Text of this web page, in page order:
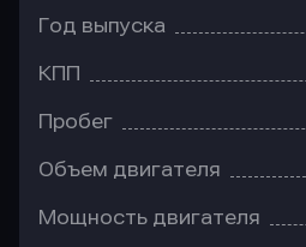
Год выпуска
КПП
Пробег
Объем двигателя
Мощность двигателя